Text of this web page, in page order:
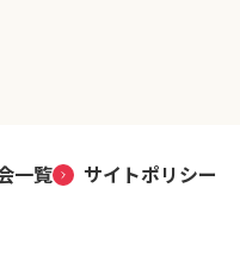
一覧 サイトポリシー